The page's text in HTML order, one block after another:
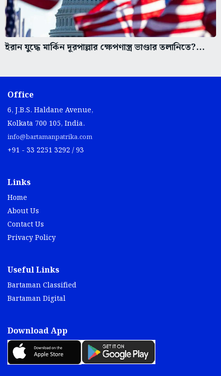
ইরান যুদ্ধে মার্কিন দূরপাল্লার ক্ষেপণাস্ত্র ভাণ্ডার তলানিতে?...
Office
6, J.B.S. Haldane Avenue,
Kolkata 700 105, India.
info@bartamanpatrika.com
+91 - 33 2251 3292 / 93
Links
Home
About Us
Contact Us
Privacy Policy
Useful Links
Bartaman Classified
Bartaman Digital
Download App